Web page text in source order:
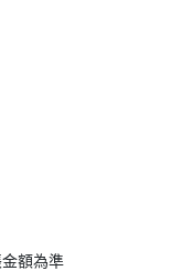
額為準